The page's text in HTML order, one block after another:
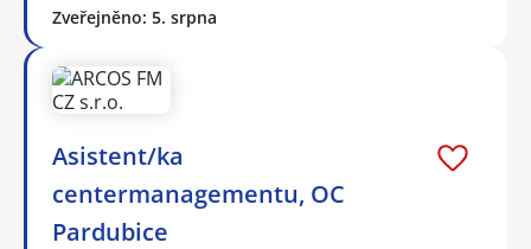
Zveřejněno: 5. srpna
Asistent/ka
centermanagementu, OC
Pardubice